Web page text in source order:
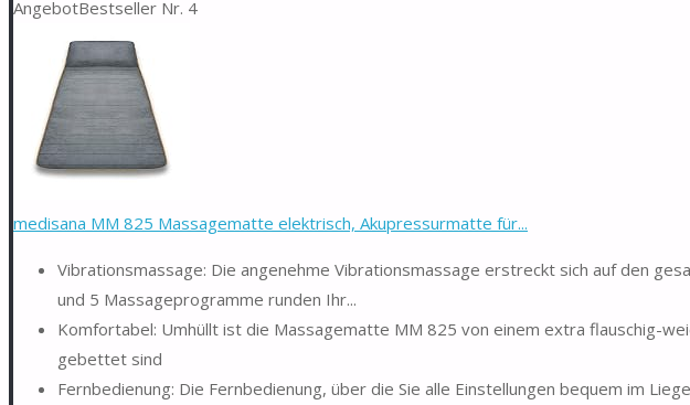
AngebotBestseller Nr. 4
medisana MM 825 Massagematte elektrisch, Akupressurmatte für...
Vibrationsmassage: Die angenehme Vibrationsmassage erstreckt sich auf den
und 5 Massageprogramme runden Ihr...
Komfortabel: Umhüllt ist die Massagematte MM 825 von einem extra flauschig-
gebettet sind
Fernbedienung: Die Fernbedienung, über die Sie alle Einstellungen bequem im